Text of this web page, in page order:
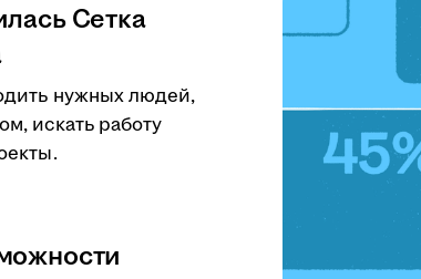
Сетка
нужных людей,
искать работу